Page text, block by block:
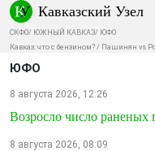
Кавказский Узел
СКФО/ ЮЖНЫЙ КАВКАЗ/ ЮФО
Кавказ: что с бензином? / Пашинян vs
ЮФО
8 августа 2026, 12:26
Возросло число
8 августа 2026, 08:09